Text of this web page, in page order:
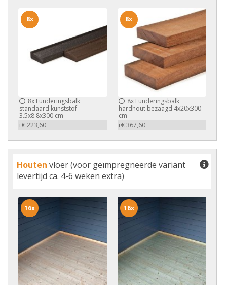
8x Funderingsbalk
standaard kunststof
3.5x8.8x300 cm
+€ 223,60
8x
8xFunderingsbalk
hardhout bezaagd 4x20x300
cm
+€ 367,60
8x
Houten vloer (voor geïmpregneerde variant
levertijd ca. 4-6 weken extra)
16x 16x